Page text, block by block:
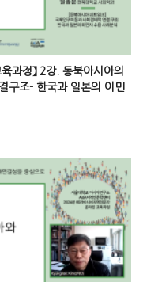
과정】 2강. 동북아시아의
구조- 한국과 일본의 이민